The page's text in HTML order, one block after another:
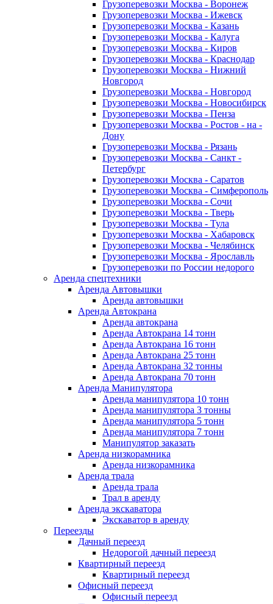
Грузоперевозки Москва - Воронеж
Грузоперевозки Москва - Ижевск
Грузоперевозки Москва - Казань
Грузоперевозки Москва - Калуга
Грузоперевозки Москва - Киров
Грузоперевозки Москва - Краснодар
Грузоперевозки Москва - Нижний
Новгород
Грузоперевозки Москва - Новгород
Грузоперевозки Москва - Новосибирск
Грузоперевозки Москва - Пенза
Грузоперевозки Москва - Ростов - на -
Дону
Грузоперевозки Москва - Рязань
Грузоперевозки Москва - Санкт -
Петербург
Грузоперевозки Москва - Саратов
Грузоперевозки Москва - Симферополь
Грузоперевозки Москва - Сочи
Грузоперевозки Москва - Тверь
Грузоперевозки Москва - Тула
Грузоперевозки Москва - Хабаровск
Грузоперевозки Москва - Челябинск
Грузоперевозки Москва - Ярославль
Грузоперевозки по России недорого
Аренда спецтехники
Аренда Автовышки
Аренда автовышки
Аренда Автокрана
Аренда автокрана
Аренда Автокрана 14 тонн
Аренда Автокрана 16 тонн
Аренда Автокрана 25 тонн
Аренда Автокрана 32 тонны
Аренда Автокрана 70 тонн
Аренда Манипулятора
Аренда манипулятора 10 тонн
Аренда манипулятора 3 тонны
Аренда манипулятора 5 тонн
Аренда манипулятора 7 тонн
Манипулятор заказать
Аренда низкорамника
Аренда низкорамника
Аренда трала
Аренда трала
Трал в аренду
Аренда экскаватора
Экскаватор в аренду
Переезды
Дачный переезд
Недорогой дачный переезд
Квартирный переезд
Квартирный переезд
Офисный переезд
Офисный переезд